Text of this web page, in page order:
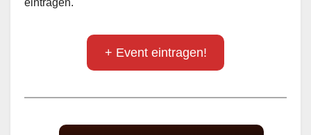
eintragen.
+ Event eintragen!